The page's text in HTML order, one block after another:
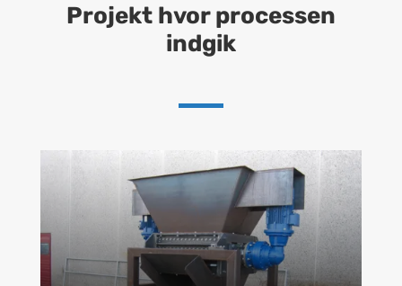
Projekt hvor processen
indgik